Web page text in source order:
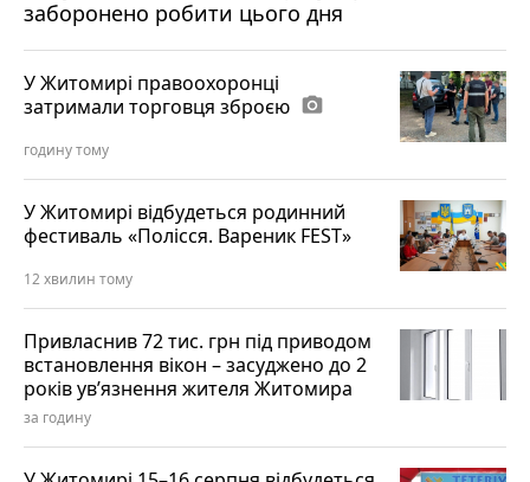
заборонено робити цього дня
У Житомирі правоохоронці
затримали торговця зброєю photo_camera
годину тому
У Житомирі відбудеться родинний
фестиваль «Полісся. Вареник FEST»
12 хвилин тому
Привласнив 72 тис. грн під приводом
встановлення вікон – засуджено до 2
років ув’язнення жителя Житомира
за годину